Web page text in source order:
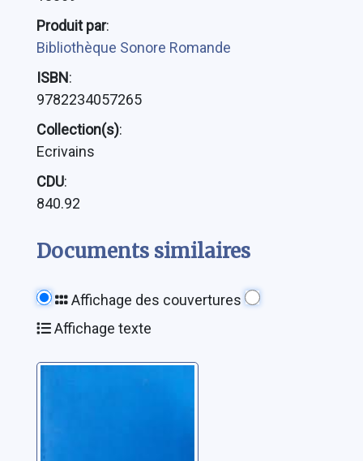
Produit par:
Bibliothèque Sonore Romande
ISBN:
9782234057265
Collection(s):
Ecrivains
CDU:
840.92
Documents similaires
Affichage des couvertures
Affichage texte